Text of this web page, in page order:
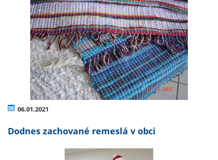
06.01.2021
Dodnes zachované remeslá v obci